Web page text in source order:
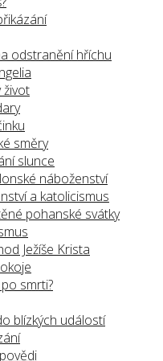
odstranění hříchu
život
směry
slunce
náboženství
a katolicismus
pohanské svátky
Ježíše Krista
smrti?
blízkých událostí